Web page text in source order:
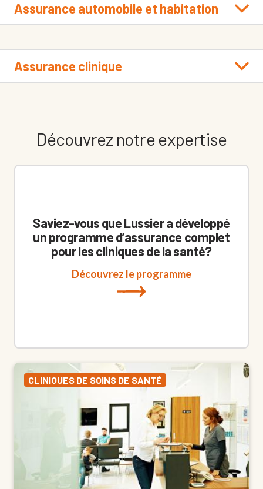
Assurance automobile et habitation
Assurance clinique
Découvrez notre expertise
Saviez-vous que Lussier a développé
un programme d’assurance complet
pour les cliniques de la santé?
Découvrez le programme
CLINIQUES DE SOINS DE SANTÉ